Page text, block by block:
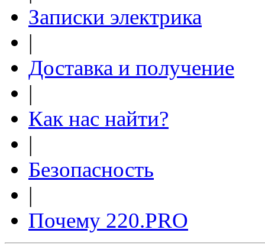
Записки электрика
|
Доставка и получение
|
Как нас найти?
|
Безопасность
|
Почему 220.PRO